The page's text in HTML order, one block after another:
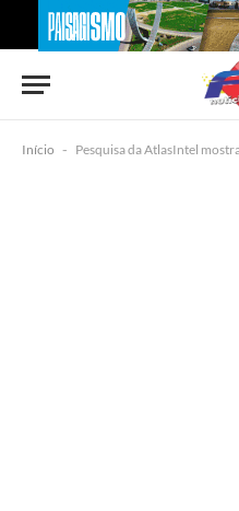
Início - Pesquisa da AtlasIntel mostra que Lula